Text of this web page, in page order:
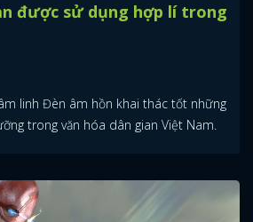
được sử dụng hợp lí trong
linh Đèn âm hồn khai thác tốt những
trong văn hóa dân gian Việt Nam.